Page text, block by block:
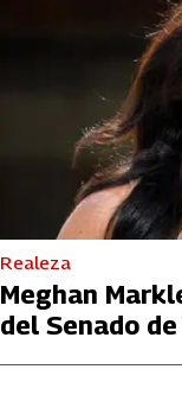
Realeza
Meghan
del Senado